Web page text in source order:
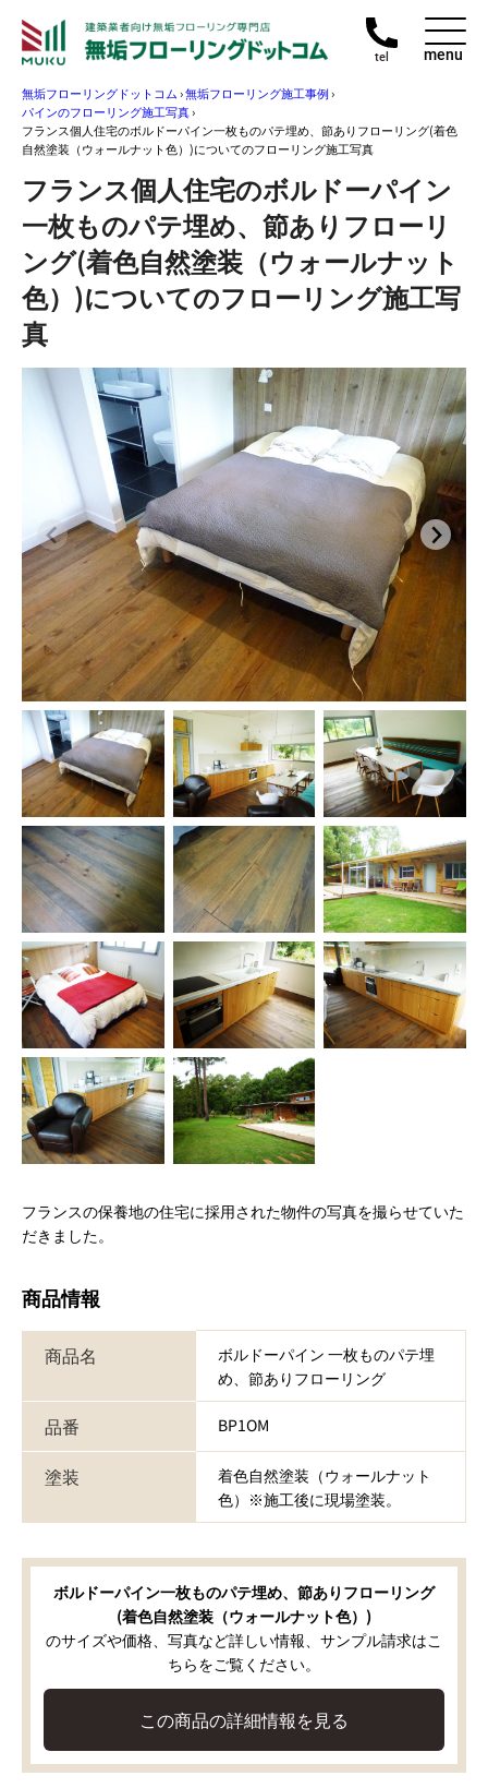
tel menu
無垢フローリングドットコム›無垢フローリング施工事例›
パインのフローリング施工写真›
フランス個人住宅のボルドーパイン一枚ものパテ埋め、節ありフローリング(着色
自然塗装（ウォールナット色）)についてのフローリング施工写真
フランス個人住宅のボルドーパイン
一枚ものパテ埋め、節ありフローリ
ング(着色自然塗装（ウォールナット
色）)についてのフローリング施工写
真
フランスの保養地の住宅に採用された物件の写真を撮らせていた
だきました。
商品情報
商品名
ボルドーパイン 一枚ものパテ埋
め、節ありフローリング
品番 BP1OM
塗装
着色自然塗装（ウォールナット
色）※施工後に現場塗装。
ボルドーパイン一枚ものパテ埋め、節ありフローリング
(着色自然塗装（ウォールナット色）)
のサイズや価格、写真など詳しい情報、サンプル請求はこ
ちらをご覧ください。
この商品の詳細情報を見る